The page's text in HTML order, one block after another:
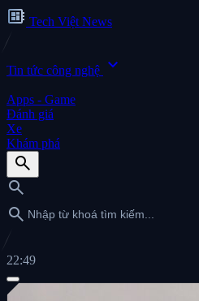
developer_board Tech Việt News
Tin tức công nghệ expand_more
Apps - Game
Đánh giá
Xe
Khám phá
search
search
search
22:49